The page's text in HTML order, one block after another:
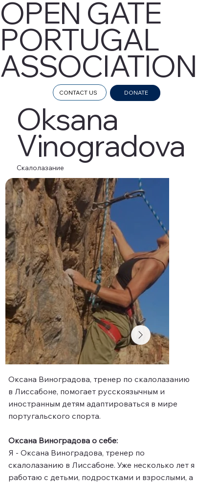
OPEN GATE
PORTUGAL
ASSOCIATION
CONTACT US DONATE
Oksana
Vinogradova
Скалолазание
Оксана Виноградова, тренер по скалолазанию
в Лиссабоне, помогает русскоязычным и
иностранным детям адаптироваться в мире
португальского спорта.
Оксана Виноградова о себе:
Я - Оксана Виноградова, тренер по
скалолазанию в Лиссабоне. Уже несколько лет я
работаю с детьми, подростками и взрослыми, а